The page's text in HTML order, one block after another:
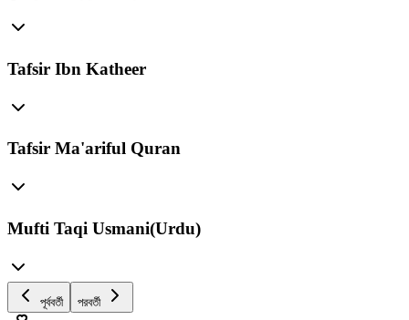
Tafsir Ibn Katheer
Tafsir Ma'ariful Quran
Mufti Taqi Usmani(Urdu)
পূর্ববর্তী পরবর্তী